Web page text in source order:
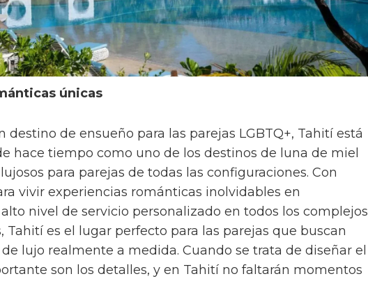
únicas
destino de ensueño para las parejas LGBTQ+, Tahití está
hace tiempo como uno de los destinos de luna de miel
para parejas de todas las configuraciones. Con
vivir experiencias románticas inolvidables en
nivel de servicio personalizado en todos los complejos
Tahití es el lugar perfecto para las parejas que buscan
lujo realmente a medida. Cuando se trata de diseñar el
son los detalles, y en Tahití no faltarán momentos